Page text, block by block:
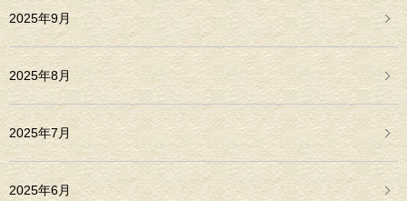
2025年9月
2025年8月
2025年7月
2025年6月